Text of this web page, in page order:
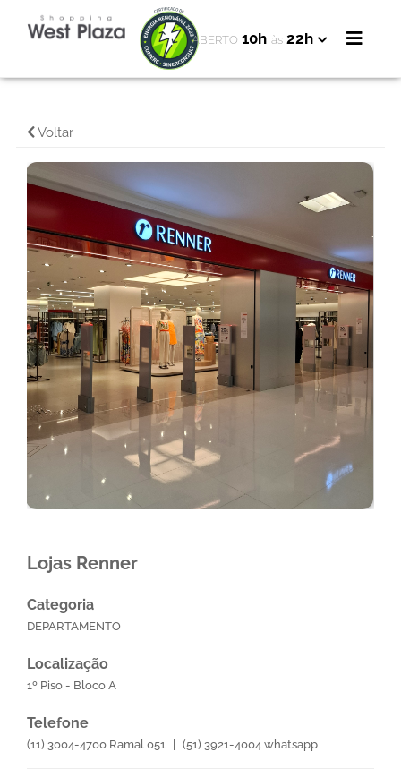
ABERTO 10h às 22h
Voltar
Lojas Renner
Categoria
DEPARTAMENTO
Localização
1º Piso - Bloco A
Telefone
(11) 3004-4700 Ramal 051 | (51) 3921-4004 whatsapp